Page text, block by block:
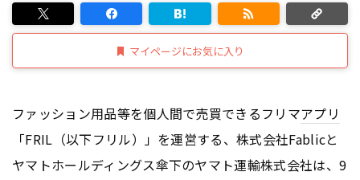
マイページにお気に入り
ファッション用品等を個人間で売買できるフリマアプリ
「FRIL（以下フリル）」を運営する、株式会社Fablicと
ヤマトホールディングス傘下のヤマト運輸株式会社は、9